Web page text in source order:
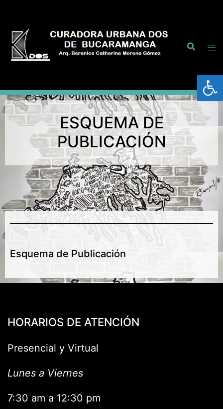
Abrir
ESQUEMA DE
PUBLICACIÓN
Esquema de Publicación
HORARIOS DE ATENCIÓN
Presencial y Virtual
Lunes a Viernes
7:30 am a 12:30 pm